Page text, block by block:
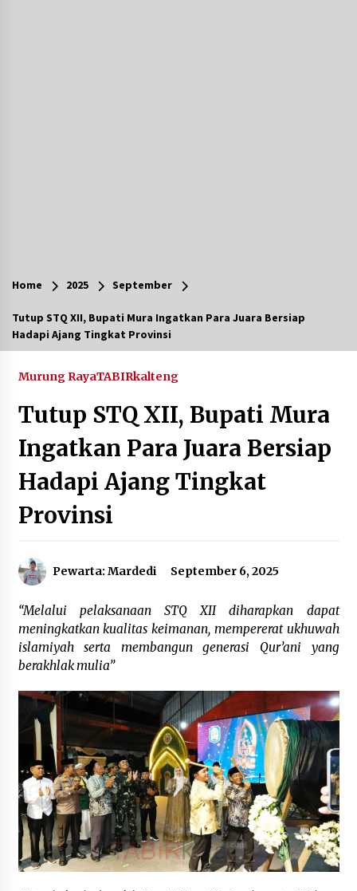
Balangan Boyong Trofi Juara Pertama Lomba
B2SA Kalsel
Tingkatkan SDM Lokal, BIS Group Luncurkan
Program Pelatihan Operator Alat Berat GTO
Agustus 6, 2026
HUT ke-51, Indocement Perkuat Inovasi dan
Keberlanjutan Masa Depan Lebih Hijau
Agustus 6, 2026
Hari Kedua Kaji Tiru di DIY, Bupati Barito Utara
PNBP 400 Juta dari Kasus Tambang Ilegal
Hadiri Forum Komunikasi dan Kemitraan BPJS,
Sekda Tapin Komitmen Tingkatkan Layanan
Kesehatan
Kejari HST Musnahkan Barang Bukti 27 Perkara
Inkracht van Gewisjde
Agustus 4, 2026
Pelajar di HST Musnahkan Barang Bukti
Kejaksaan, Ada Apa?
Agustus 4, 2026
Home 2025 September
Tutup STQ XII, Bupati Mura Ingatkan Para Juara Bersiap
Hadapi Ajang Tingkat Provinsi
Murung RayaTABIRkalteng
Tutup STQ XII, Bupati Mura
Ingatkan Para Juara Bersiap
Hadapi Ajang Tingkat
Provinsi
Pewarta: Mardedi September 6, 2025
“Melalui pelaksanaan STQ XII diharapkan dapat
meningkatkan kualitas keimanan, mempererat ukhuwah
islamiyah serta membangun generasi Qur’ani yang
berakhlak mulia”